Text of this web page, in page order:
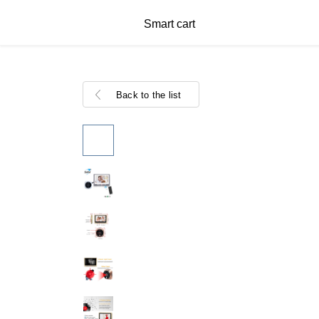
Smart cart
Back to the list